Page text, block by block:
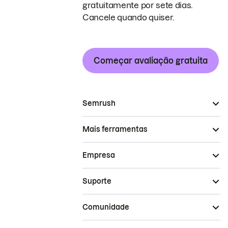
gratuitamente por sete dias.
Cancele quando quiser.
Começar avaliação gratuita
Semrush
Mais ferramentas
Empresa
Suporte
Comunidade